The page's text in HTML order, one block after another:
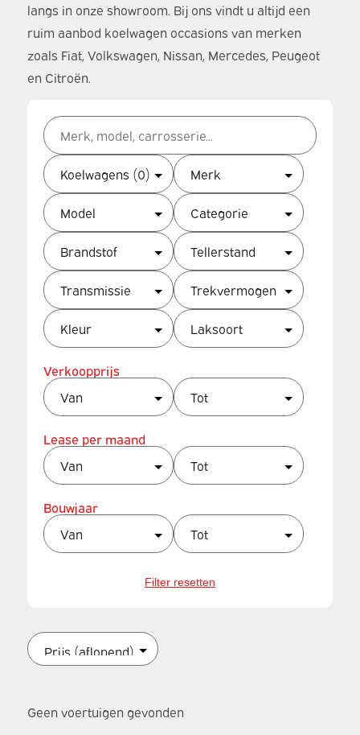
langs in onze showroom. Bij ons vindt u altijd een
ruim aanbod koelwagen occasions van merken
zoals Fiat, Volkswagen, Nissan, Mercedes, Peugeot
en Citroën.
Verkoopprijs
Lease per maand
Bouwjaar
Filter resetten
Geen voertuigen gevonden